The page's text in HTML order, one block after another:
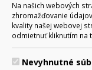
Na našich webových
zhromažďovanie
kvality našej webovej
odmietnuť kliknutím na
Nevyhnutné
Slovakia (Slovak